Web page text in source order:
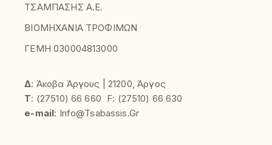
ΤΣΑΜΠΑΣΗΣ Α.Ε.
ΒΙΟΜΗΧΑΝΙΑ ΤΡΟΦΙΜΩΝ
ΓΕΜΗ 030004813000
Δ: Άκοβα Άργους | 21200, Άργος
Τ: (27510) 66 660 F: (27510) 66 630
e-mail: Info@tsabassis.gr